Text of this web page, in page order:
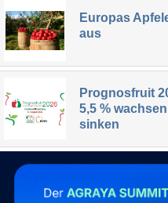
Europas
aus
Prognosfruit
5,5 %
sinken